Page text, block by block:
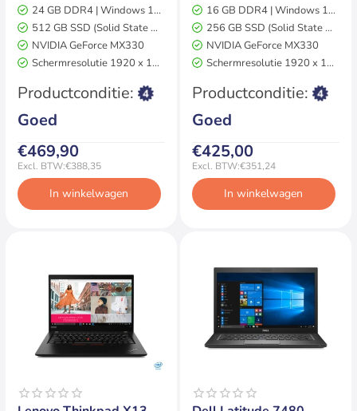
2 jaar garantie
24 GB DDR4 | Windows 11 Pro
512 GB SSD (Solid State Drive)
NVIDIA GeForce MX330
Schermresolutie 1920 x 1080
€469,90
Excl. BTW:€388,35
Productconditie:
Goed
In winkelwagen
2 jaar garantie
16 GB DDR4 | Windows 11 Pro
256 GB SSD (Solid State Drive)
NVIDIA GeForce MX330
Schermresolutie 1920 x 1080
€425,00
Excl. BTW:€351,24
Productconditie:
Goed
In winkelwagen
Op voorraad Op voorraad